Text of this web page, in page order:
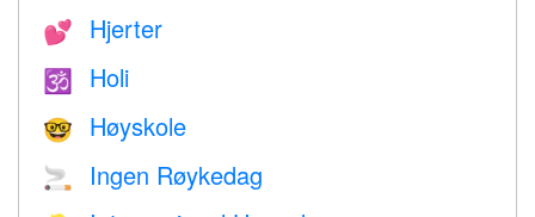
💕 Hjerter
🕉 Holi
🤓 Høyskole
🚬 Ingen Røykedag